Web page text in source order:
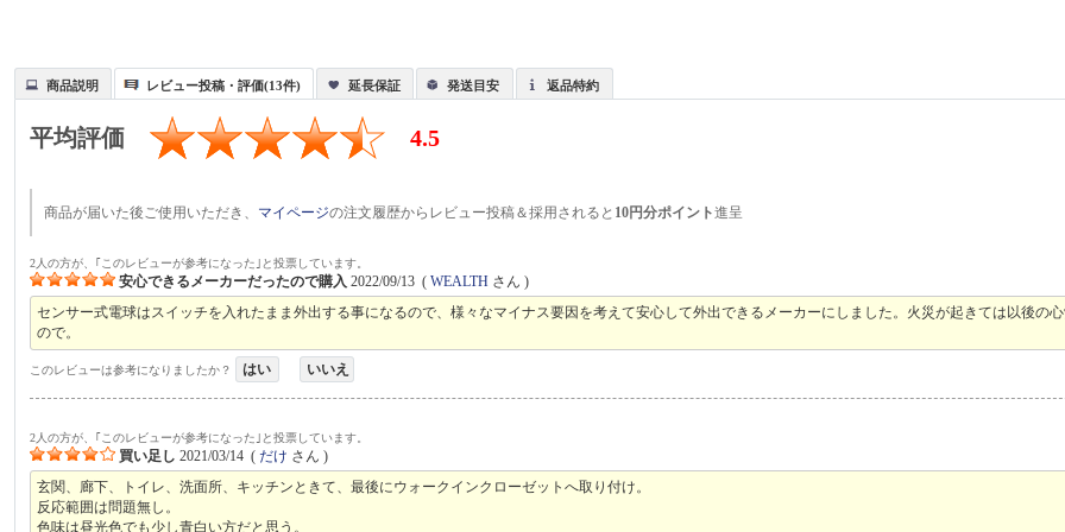
商品説明 レビュー投稿・評価(13件) 延長保証 発送目安 返品特約
平均評価 4.5
商品が届いた後ご使用いただき、 マイページの注文履歴からレビュー投稿＆採用されると 10円分ポイント進呈
2人の方が、｢このレビューが参考になった｣と投票しています。
安心できるメーカーだったので購入 2022/09/13 (WEALTH さん )
センサー式電球はスイッチを入れたまま外出する事になるので、様々なマイナス要因を考えて安心して外出できるメーカーにしました。火災が起きては以後の
ので。
このレビューは参考になりましたか？ はい いいえ
2人の方が、｢このレビューが参考になった｣と投票しています。
買い足し 2021/03/14 (だけ さん )
玄関、廊下、トイレ、洗面所、キッチンときて、最後にウォークインクローゼットへ取り付け。
反応範囲は問題無し。
色味は昼光色でも少し青白い方だと思う。